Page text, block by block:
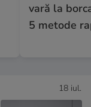
vară la
5 metode
18 iul.